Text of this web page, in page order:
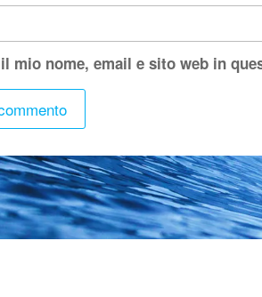
mio nome, email e sito web in